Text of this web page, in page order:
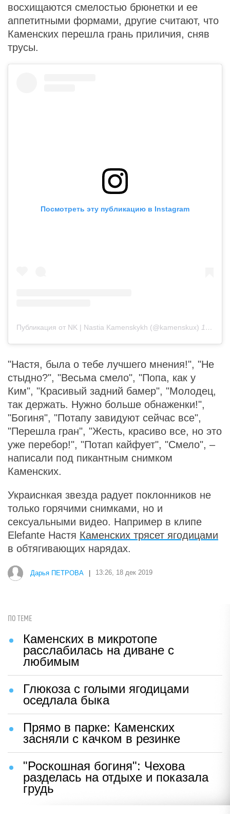
восхищаются смелостью брюнетки и ее
аппетитными формами, другие считают, что
Каменских перешла грань приличия, сняв
трусы.
Посмотреть эту публикацию в Instagram
Публикация от NK | Nastia Kamenskykh (@kamenskux) 18 Дек 2019 в 12:48 PST
"Настя, была о тебе лучшего мнения!", "Не
стыдно?", "Весьма смело", "Попа, как у
Ким", "Красивый задний бамер", "Молодец,
так держать. Нужно больше обнаженки!",
"Богиня", "Потапу завидуют сейчас все",
"Перешла гран", "Жесть, красиво все, но это
уже перебор!", "Потап кайфует", "Смело", –
написали под пикантным снимком
Каменских.
Украиснкая звезда радует поклонников не
только горячими снимками, но и
сексуальными видео. Например в клипе
Elefante Настя Каменских трясет ягодицами
в обтягивающих нарядах.
Дарья ПЕТРОВА 13:26, 18 дек 2019
ПО ТЕМЕ
Каменских в микротопе
расслабилась на диване с
любимым
Глюкоза с голыми ягодицами
оседлала быка
Прямо в парке: Каменских
засняли с качком в резинке
"Роскошная богиня": Чехова
разделась на отдыхе и показала
грудь